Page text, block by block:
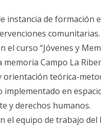
instancia de formación
comunitarias.
el curso “Jóvenes y
memoria Campo La
orientación teórica-
implementado en
y derechos humanos.
el equipo de trabajo del